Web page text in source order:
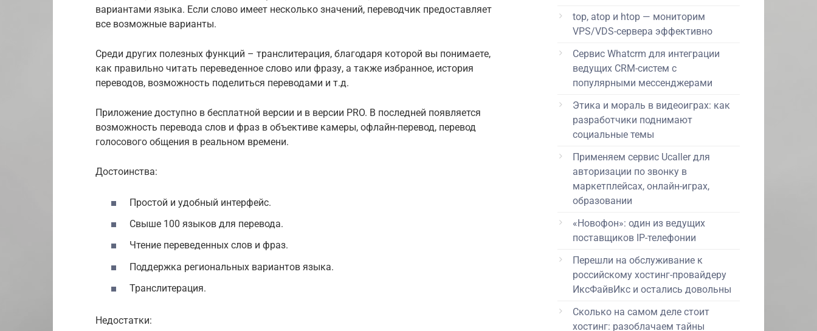
вариантами языка. Если слово имеет несколько значений, переводчик предоставляет
все возможные варианты.
Среди других полезных функций – транслитерация, благодаря которой вы понимаете,
как правильно читать переведенное слово или фразу, а также избранное, история
переводов, возможность поделиться переводами и т.д.
Приложение доступно в бесплатной версии и в версии PRO. В последней появляется
возможность перевода слов и фраз в объективе камеры, офлайн-перевод, перевод
голосового общения в реальном времени.
Достоинства:
Простой и удобный интерфейс.
Свыше 100 языков для перевода.
Чтение переведенных слов и фраз.
Поддержка региональных вариантов языка.
Транслитерация.
Недостатки:
top, atop и htop — мониторим
VPS/VDS-сервера эффективно
Сервис Whatcrm для интеграции
ведущих CRM-систем с
популярными мессенджерами
Этика и мораль в видеоиграх: как
разработчики поднимают
социальные темы
Применяем сервис Ucaller для
авторизации по звонку в
маркетплейсах, онлайн-играх,
образовании
«Новофон»: один из ведущих
поставщиков IP-телефонии
Перешли на обслуживание к
российскому хостинг-провайдеру
ИксФайвИкс и остались довольны
Сколько на самом деле стоит
хостинг: разоблачаем тайны